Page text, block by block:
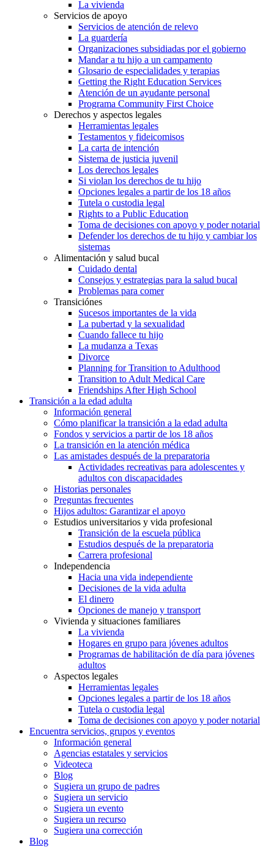
La vivienda
Servicios de apoyo
Servicios de atención de relevo
La guardería
Organizaciones subsidiadas por el gobierno
Mandar a tu hijo a un campamento
Glosario de especialidades y terapias
Getting the Right Education Services
Atención de un ayudante personal
Programa Community First Choice
Derechos y aspectos legales
Herramientas legales
Testamentos y fideicomisos
La carta de intención
Sistema de justicia juvenil
Los derechos legales
Si violan los derechos de tu hijo
Opciones legales a partir de los 18 años
Tutela o custodia legal
Rights to a Public Education
Toma de decisiones con apoyo y poder notarial
Defender los derechos de tu hijo y cambiar los
sistemas
Alimentación y salud bucal
Cuidado dental
Consejos y estrategias para la salud bucal
Problemas para comer
Transiciónes
Sucesos importantes de la vida
La pubertad y la sexualidad
Cuando fallece tu hijo
La mudanza a Texas
Divorce
Planning for Transition to Adulthood
Transition to Adult Medical Care
Friendships After High School
Transición a la edad adulta
Información general
Cómo planificar la transición a la edad adulta
Fondos y servicios a partir de los 18 años
La transición en la atención médica
Las amistades después de la preparatoria
Actividades recreativas para adolescentes y
adultos con discapacidades
Historias personales
Preguntas frecuentes
Hijos adultos: Garantizar el apoyo
Estudios universitarios y vida profesional
Transición de la escuela pública
Estudios después de la preparatoria
Carrera profesional
Independencia
Hacia una vida independiente
Decisiones de la vida adulta
El dinero
Opciones de manejo y transport
Vivienda y situaciones familiares
La vivienda
Hogares en grupo para jóvenes adultos
Programas de habilitación de día para jóvenes
adultos
Aspectos legales
Herramientas legales
Opciones legales a partir de los 18 años
Tutela o custodia legal
Toma de decisiones con apoyo y poder notarial
Encuentra servicios, grupos y eventos
Información general
Agencias estatales y servicios
Videoteca
Blog
Sugiera un grupo de padres
Sugiera un servicio
Sugiera un evento
Sugiera un recurso
Sugiera una corrección
Blog